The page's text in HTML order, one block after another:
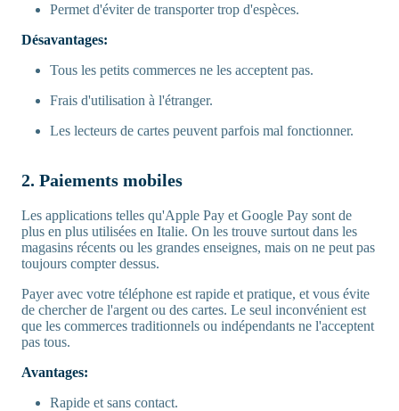
Permet d'éviter de transporter trop d'espèces.
Désavantages:
Tous les petits commerces ne les acceptent pas.
Frais d'utilisation à l'étranger.
Les lecteurs de cartes peuvent parfois mal fonctionner.
2. Paiements mobiles
Les applications telles qu'Apple Pay et Google Pay sont de
plus en plus utilisées en Italie. On les trouve surtout dans les
magasins récents ou les grandes enseignes, mais on ne peut pas
toujours compter dessus.
Payer avec votre téléphone est rapide et pratique, et vous évite
de chercher de l'argent ou des cartes. Le seul inconvénient est
que les commerces traditionnels ou indépendants ne l'acceptent
pas tous.
Avantages:
Rapide et sans contact.